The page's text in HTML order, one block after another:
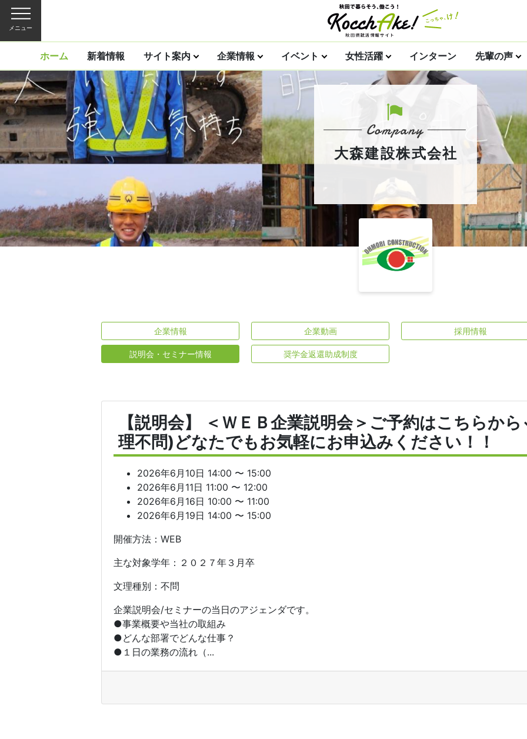
メニュー
ホーム 新着情報 サイト案内 企業情報 イベント 女性活躍 インターン 先輩の声
大森建設株式会社
企業情報 企業動画 採用情報
説明会・セミナー情報 奨学金返還助成制度
【説明会】 ＜ＷＥＢ企業説明会＞ご予約はこちら
理不問)どなたでもお気軽にお申込みください！！
2026年6月10日 14:00 〜 15:00
2026年6月11日 11:00 〜 12:00
2026年6月16日 10:00 〜 11:00
2026年6月19日 14:00 〜 15:00
開催方法：WEB
主な対象学年：２０２７年３月卒
文理種別：不問
企業説明会/セミナーの当日のアジェンダです。
●事業概要や当社の取組み
●どんな部署でどんな仕事？
●１日の業務の流れ（...